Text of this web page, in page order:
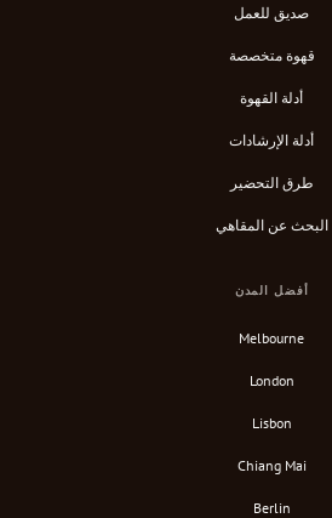
صديق للعمل
قهوة متخصصة
أدلة القهوة
أدلة الإرشادات
طرق التحضير
البحث عن المقاهي
أفضل المدن
Melbourne
London
Lisbon
Chiang Mai
Berlin